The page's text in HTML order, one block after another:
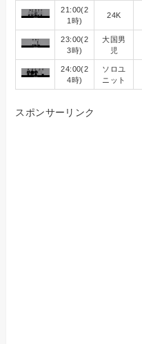
21:00(2
1時)
24K
23:00(2
3時)
大国男
児
24:00(2
4時)
ソロユ
ニット
スポンサーリンク